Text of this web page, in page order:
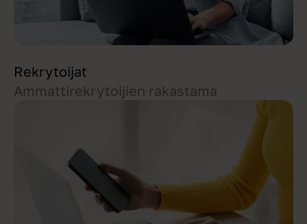
Rekrytoijat
Ammattirekrytoijien rakastama